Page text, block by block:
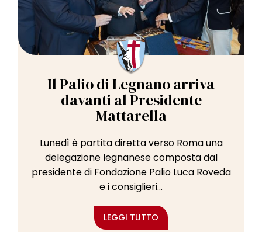
Il Palio di Legnano arriva
davanti al Presidente
Mattarella
Lunedì è partita diretta verso Roma una
delegazione legnanese composta dal
presidente di Fondazione Palio Luca Roveda
e i consiglieri...
LEGGI TUTTO